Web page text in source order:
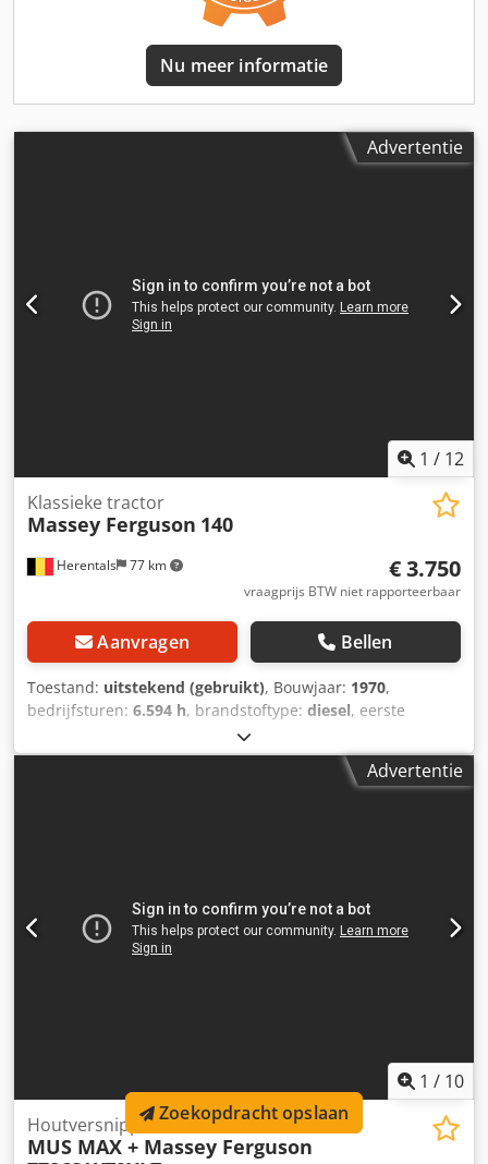
Nu meer informatie
Advertentie
1 / 12
Herentals 77 km
Klassieke tractor
Massey Ferguson 140
€ 3.750
vraagprijs BTW niet rapporteerbaar
Aanvragen Bellen
Toestand: uitstekend (gebruikt), Bouwjaar: 1970,
bedrijfsturen: 6.594 h, brandstoftype: diesel, eerste
rood
PAPIEREN Crsdeymtgiopfx Am Eof = Verdere informatie =
Toegestane totaalgewicht: 654.926 kg Technische staat:
Advertentie
1 / 10
Houtversnipperaar
MUS MAX + Massey Ferguson
Zoekopdracht opslaan